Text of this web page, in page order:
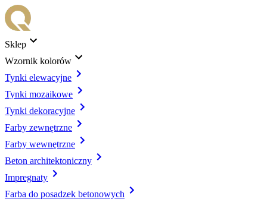
Sklep
Wzornik kolorów
Tynki elewacyjne
Tynki mozaikowe
Tynki dekoracyjne
Farby zewnętrzne
Farby wewnętrzne
Beton architektoniczny
Impregnaty
Farba do posadzek betonowych